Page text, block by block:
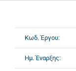
Κωδ. Έργου:
Ημ. Έναρξης: